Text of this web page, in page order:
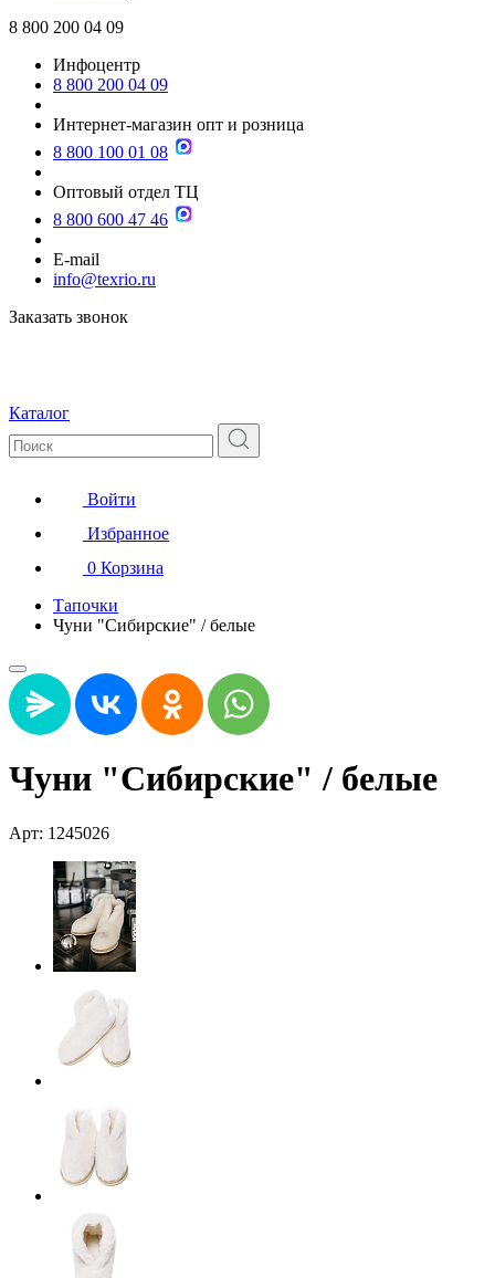
8 800 200 04 09
Инфоцентр
8 800 200 04 09
Интернет-магазин опт и розница
8 800 100 01 08
Оптовый отдел ТЦ
8 800 600 47 46
E-mail
info@texrio.ru
Заказать звонок
Каталог
Войти
Избранное
0 Корзина
Тапочки
Чуни "Сибирские" / белые
Чуни "Сибирские" / белые
Арт: 1245026